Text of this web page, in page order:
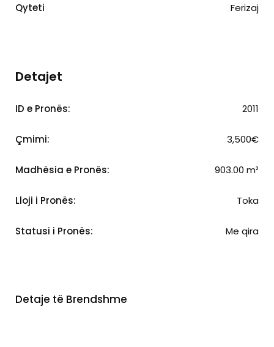
Qyteti Ferizaj
Detajet
ID e Pronës: 2011
Çmimi: 3,500€
Madhësia e Pronës: 903.00 m²
Lloji i Pronës: Toka
Statusi i Pronës: Me qira
Detaje të Brendshme